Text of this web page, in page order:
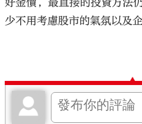
好金價，最直接的投資方法
少不用考慮股市的氣氛以及